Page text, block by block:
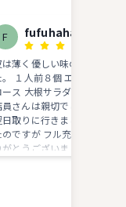
F fufuhaha
は薄く優しい味の餃子で好み
。 １人前８個 エビチリやチ
ース 大根サラダなども食べま
員さんは親切でした。 スマホ
取りに行きましたが 充電が
のですが フル充電されてまし
がとうございました。 また